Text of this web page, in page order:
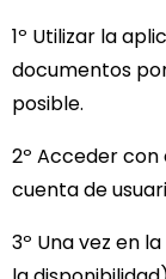
1º Utilizar la
documentos
posible.
2º Acceder con
cuenta de
3º Una vez en